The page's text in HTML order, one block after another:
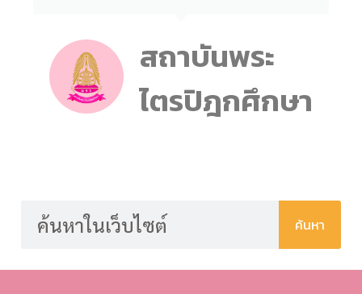
สถาบันพระ
ไตรปิฎกศึกษา
ค้นหา